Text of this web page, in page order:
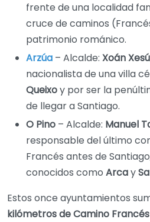
frente de una localidad
cruce de caminos
patrimonio románico.
Arzúa – Alcalde: Xoán
nacionalista de una villa
Queixoy por ser la
de llegar a Santiago.
O Pino – Alcalde: Manuel
responsable del último
Francés antes de
conocidos como Arcay
Estos once ayuntamientos
kilómetros de Camino